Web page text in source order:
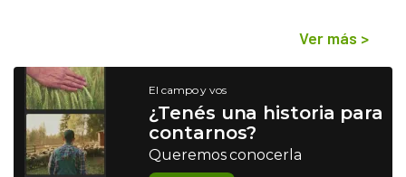
Ver más >
El campo y vos
¿Tenés una historia para
contarnos?
Queremos conocerla